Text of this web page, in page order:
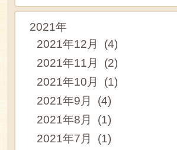
2021年
2021年12月 (4)
2021年11月 (2)
2021年10月 (1)
2021年9月 (4)
2021年8月 (1)
2021年7月 (1)